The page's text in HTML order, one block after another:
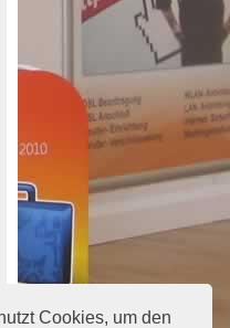
Cookies, um den